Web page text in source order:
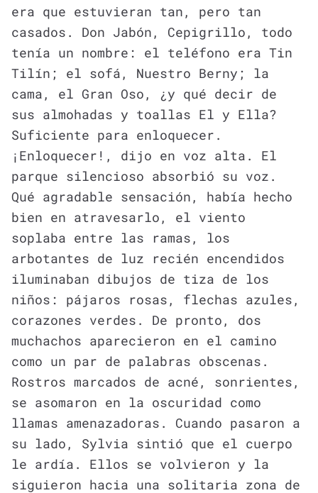
era que estuvieran tan, pero tan
casados. Don Jabón, Cepigrillo, todo
tenía un nombre: el teléfono era Tin
Tilín; el sofá, Nuestro Berny; la
cama, el Gran Oso, ¿y qué decir de
sus almohadas y toallas El y Ella?
Suficiente para enloquecer.
¡Enloquecer!, dijo en voz alta. El
parque silencioso absorbió su voz.
Qué agradable sensación, había hecho
bien en atravesarlo, el viento
soplaba entre las ramas, los
arbotantes de luz recién encendidos
iluminaban dibujos de tiza de los
niños: pájaros rosas, flechas azules,
corazones verdes. De pronto, dos
muchachos aparecieron en el camino
como un par de palabras obscenas.
Rostros marcados de acné, sonrientes,
se asomaron en la oscuridad como
llamas amenazadoras. Cuando pasaron a
su lado, Sylvia sintió que el cuerpo
le ardía. Ellos se volvieron y la
siguieron hacia una solitaria zona de